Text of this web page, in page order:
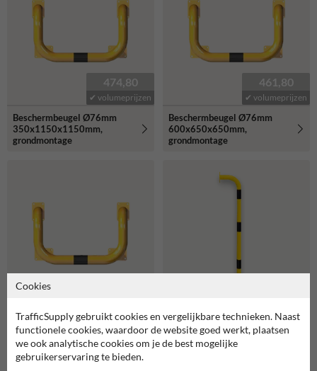
474,80
✔ volumeprijzen
Beschermbeugel Ø76mm
350x1150x1150mm,
grondmontage
461,80
✔ volumeprijzen
Beschermbeugel Ø76mm
600x650x650mm,
grondmontage
Beschermbeugel Ø76mm
600x1150x1150mm,
grondmontage
Beschermbeugel,
Wandbeugel Ø48mm U-
Vormig
Cookies
TrafficSupply gebruikt cookies en vergelijkbare technieken. Naast
functionele cookies, waardoor de website goed werkt, plaatsen
we ook analytische cookies om je de best mogelijke
gebruikerservaring te bieden.